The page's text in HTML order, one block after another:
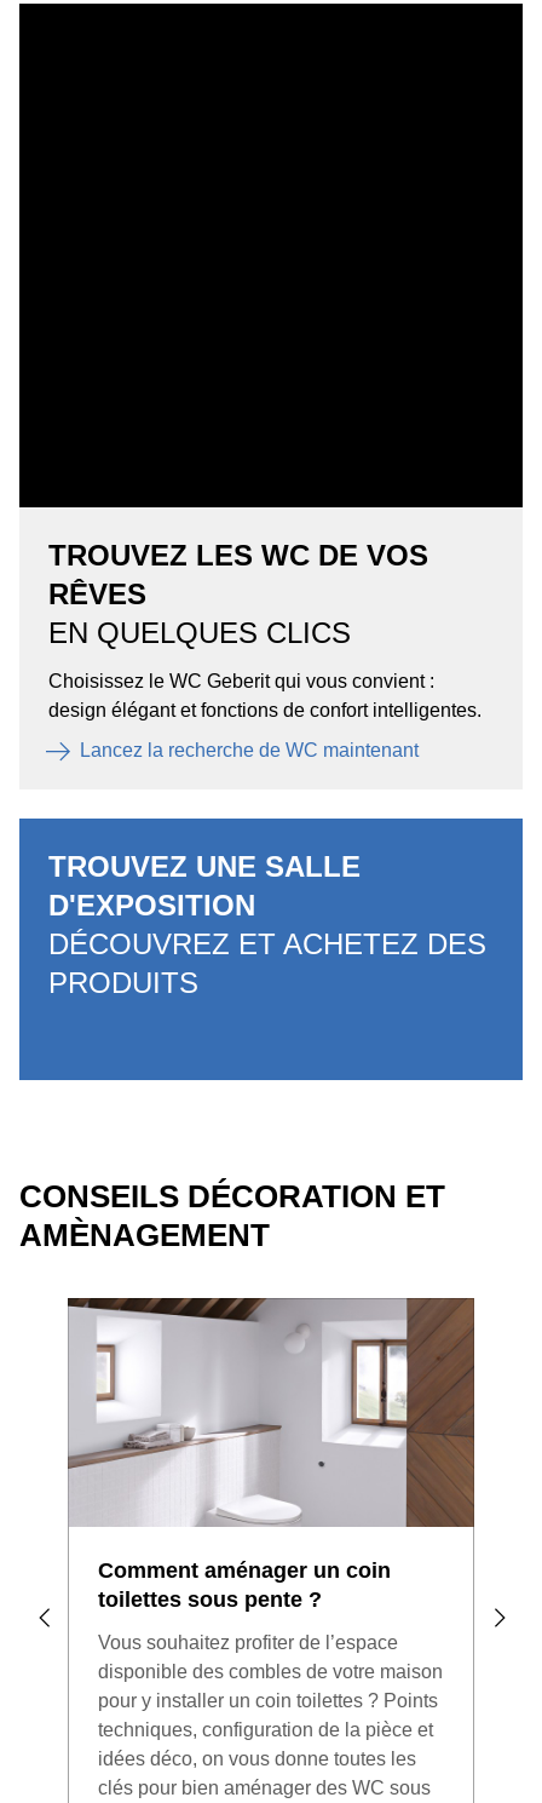
TROUVEZ LES WC DE VOS
RÊVES
EN QUELQUES CLICS
Choisissez le WC Geberit qui vous convient :
design élégant et fonctions de confort intelligentes.
Lancez la recherche de WC maintenant
TROUVEZ UNE SALLE
D'EXPOSITION
DÉCOUVREZ ET ACHETEZ DES
PRODUITS
CONSEILS DÉCORATION ET
AMÈNAGEMENT
Comment aménager un coin
toilettes sous pente ?
Vous souhaitez profiter de l’espace
disponible des combles de votre maison
pour y installer un coin toilettes ? Points
techniques, configuration de la pièce et
idées déco, on vous donne toutes les
clés pour bien aménager des WC sous